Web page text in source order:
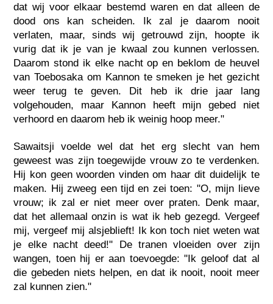
dat wij voor elkaar bestemd waren en dat alleen de
dood ons kan scheiden. Ik zal je daarom nooit
verlaten, maar, sinds wij getrouwd zijn, hoopte ik
vurig dat ik je van je kwaal zou kunnen verlossen.
Daarom stond ik elke nacht op en beklom de heuvel
van Toebosaka om Kannon te smeken je het gezicht
weer terug te geven. Dit heb ik drie jaar lang
volgehouden, maar Kannon heeft mijn gebed niet
verhoord en daarom heb ik weinig hoop meer."
Sawaitsji voelde wel dat het erg slecht van hem
geweest was zijn toegewijde vrouw zo te verdenken.
Hij kon geen woorden vinden om haar dit duidelijk te
maken. Hij zweeg een tijd en zei toen: "O, mijn lieve
vrouw; ik zal er niet meer over praten. Denk maar,
dat het allemaal onzin is wat ik heb gezegd. Vergeef
mij, vergeef mij alsjeblieft! Ik kon toch niet weten wat
je elke nacht deed!" De tranen vloeiden over zijn
wangen, toen hij er aan toevoegde: "Ik geloof dat al
die gebeden niets helpen, en dat ik nooit, nooit meer
zal kunnen zien."